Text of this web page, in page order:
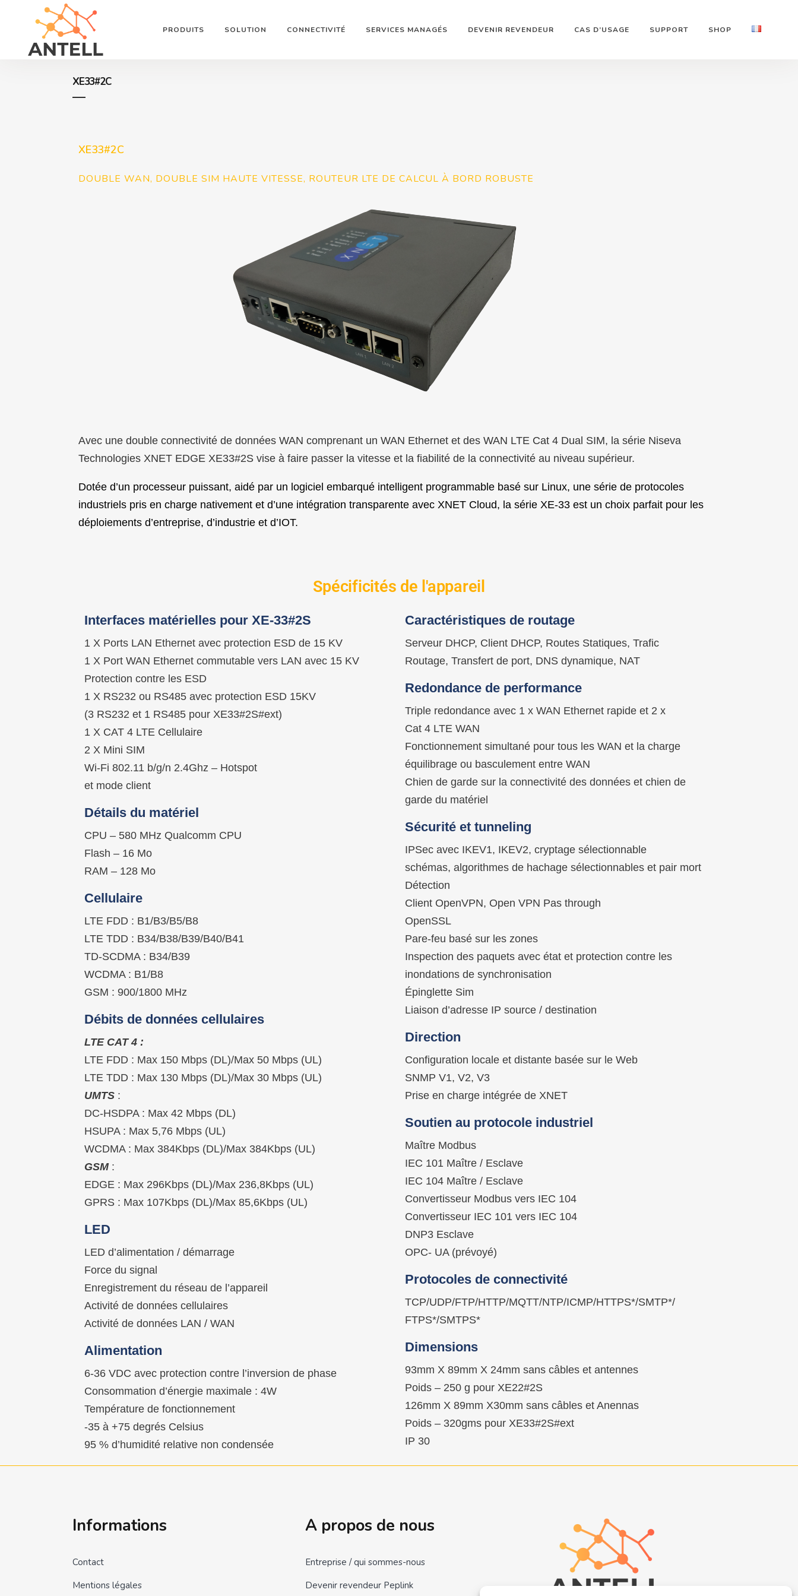
PRODUITS SOLUTION CONNECTIVITÉ SERVICES MANAGÉS DEVENIR REVENDEUR CAS D’USAGE SUPPORT SHOP
XE33#2C
XE33#2C
DOUBLE WAN, DOUBLE SIM HAUTE VITESSE, ROUTEUR LTE DE CALCUL À BORD ROBUSTE
Avec une double connectivité de données WAN comprenant un WAN Ethernet et des WAN LTE Cat 4 Dual SIM, la série Niseva
Technologies XNET EDGE XE33#2S vise à faire passer la vitesse et la fiabilité de la connectivité au niveau supérieur.
Dotée d’un processeur puissant, aidé par un logiciel embarqué intelligent programmable basé sur Linux, une série de protocoles
industriels pris en charge nativement et d’une intégration transparente avec XNET Cloud, la série XE-33 est un choix parfait pour les
déploiements d’entreprise, d’industrie et d’IOT.
Spécificités de l'appareil
Interfaces matérielles pour XE-33#2S
1 X Ports LAN Ethernet avec protection ESD de 15 KV
1 X Port WAN Ethernet commutable vers LAN avec 15 KV
Protection contre les ESD
1 X RS232 ou RS485 avec protection ESD 15KV
(3 RS232 et 1 RS485 pour XE33#2S#ext)
1 X CAT 4 LTE Cellulaire
2 X Mini SIM
Wi-Fi 802.11 b/g/n 2.4Ghz – Hotspot
et mode client
Détails du matériel
CPU – 580 MHz Qualcomm CPU
Flash – 16 Mo
RAM – 128 Mo
Cellulaire
LTE FDD : B1/B3/B5/B8
LTE TDD : B34/B38/B39/B40/B41
TD-SCDMA : B34/B39
WCDMA : B1/B8
GSM : 900/1800 MHz
Débits de données cellulaires
LTE CAT 4 :
LTE FDD : Max 150 Mbps (DL)/Max 50 Mbps (UL)
LTE TDD : Max 130 Mbps (DL)/Max 30 Mbps (UL)
UMTS :
DC-HSDPA : Max 42 Mbps (DL)
HSUPA : Max 5,76 Mbps (UL)
WCDMA : Max 384Kbps (DL)/Max 384Kbps (UL)
GSM :
EDGE : Max 296Kbps (DL)/Max 236,8Kbps (UL)
GPRS : Max 107Kbps (DL)/Max 85,6Kbps (UL)
LED
LED d’alimentation / démarrage
Force du signal
Enregistrement du réseau de l’appareil
Activité de données cellulaires
Activité de données LAN / WAN
Alimentation
6-36 VDC avec protection contre l’inversion de phase
Consommation d’énergie maximale : 4W
Température de fonctionnement
-35 à +75 degrés Celsius
95 % d’humidité relative non condensée
Caractéristiques de routage
Serveur DHCP, Client DHCP, Routes Statiques, Trafic
Routage, Transfert de port, DNS dynamique, NAT
Redondance de performance
Triple redondance avec 1 x WAN Ethernet rapide et 2 x
Cat 4 LTE WAN
Fonctionnement simultané pour tous les WAN et la charge
équilibrage ou basculement entre WAN
Chien de garde sur la connectivité des données et chien de
garde du matériel
Sécurité et tunneling
IPSec avec IKEV1, IKEV2, cryptage sélectionnable
schémas, algorithmes de hachage sélectionnables et pair mort
Détection
Client OpenVPN, Open VPN Pas through
OpenSSL
Pare-feu basé sur les zones
Inspection des paquets avec état et protection contre les
inondations de synchronisation
Épinglette Sim
Liaison d’adresse IP source / destination
Direction
Configuration locale et distante basée sur le Web
SNMP V1, V2, V3
Prise en charge intégrée de XNET
Soutien au protocole industriel
Maître Modbus
IEC 101 Maître / Esclave
IEC 104 Maître / Esclave
Convertisseur Modbus vers IEC 104
Convertisseur IEC 101 vers IEC 104
DNP3 Esclave
OPC- UA (prévoyé)
Protocoles de connectivité
TCP/UDP/FTP/HTTP/MQTT/NTP/ICMP/HTTPS*/SMTP*/
FTPS*/SMTPS*
Dimensions
93mm X 89mm X 24mm sans câbles et antennes
Poids – 250 g pour XE22#2S
126mm X 89mm X30mm sans câbles et Anennas
Poids – 320gms pour XE33#2S#ext
IP 30
Informations
Contact
Mentions légales
A propos de nous
Entreprise / qui sommes-nous
Devenir revendeur Peplink